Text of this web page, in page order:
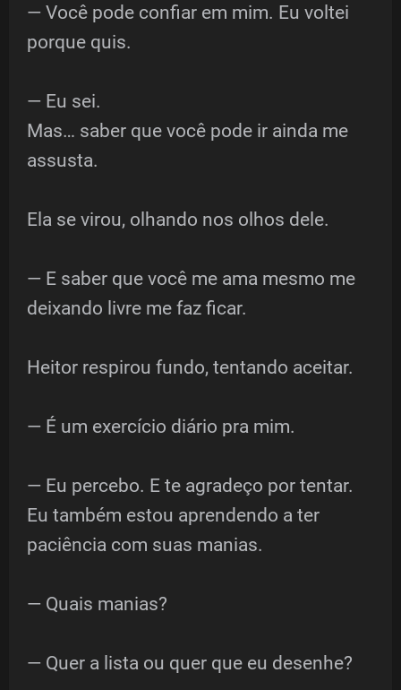
— Você pode confiar em mim. Eu voltei
porque quis.
— Eu sei.
Mas… saber que você pode ir ainda me
assusta.
Ela se virou, olhando nos olhos dele.
— E saber que você me ama mesmo me
deixando livre me faz ficar.
Heitor respirou fundo, tentando aceitar.
— É um exercício diário pra mim.
— Eu percebo. E te agradeço por tentar.
Eu também estou aprendendo a ter
paciência com suas manias.
— Quais manias?
— Quer a lista ou quer que eu desenhe?